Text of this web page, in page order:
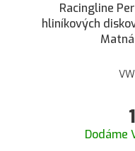
Racingline
hliníkových
Dodáme